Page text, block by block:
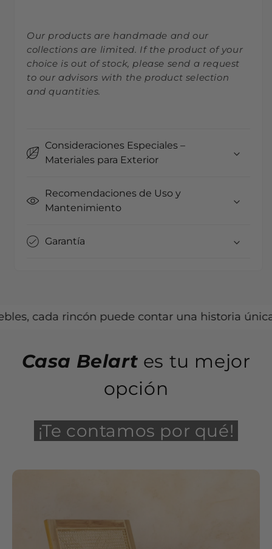
Our products are handmade and our
collections are limited. If the product of your
choice is out of stock, please send a request
to our advisors with the product selection
and quantities.
Consideraciones Especiales –
Materiales para Exterior
Recomendaciones de Uso y
Mantenimiento
Garantía
rincón puede contar una historia única.
Casa Belart es tu mejor
opción
¡Te contamos por qué!